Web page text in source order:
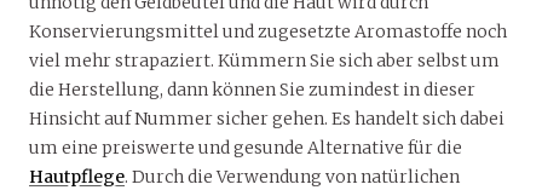
Konservierungsmittel und zugesetzte Aromastoffe noch
viel mehr strapaziert. Kümmern Sie sich aber selbst um
die Herstellung, dann können Sie zumindest in dieser
Hinsicht auf Nummer sicher gehen. Es handelt sich dabei
um eine preiswerte und gesunde Alternative für die
Hautpflege. Durch die Verwendung von natürlichen